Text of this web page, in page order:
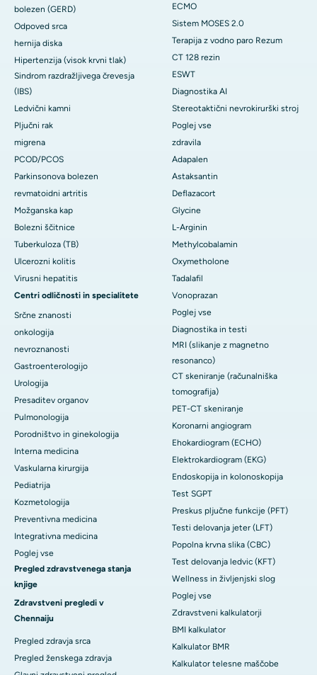
bolezen (GERD)
Odpoved srca
hernija diska
Hipertenzija (visok krvni tlak)
Sindrom razdražljivega črevesja
(IBS)
Ledvični kamni
Pljučni rak
migrena
PCOD/PCOS
Parkinsonova bolezen
revmatoidni artritis
Možganska kap
Bolezni ščitnice
Tuberkuloza (TB)
Ulcerozni kolitis
Virusni hepatitis
Centri odličnosti in specialitete
Srčne znanosti
onkologija
nevroznanosti
Gastroenterologijo
Urologija
Presaditev organov
Pulmonologija
Porodništvo in ginekologija
Interna medicina
Vaskularna kirurgija
Pediatrija
Kozmetologija
Preventivna medicina
Integrativna medicina
Poglej vse
Pregled zdravstvenega stanja
knjige
Zdravstveni pregledi v
Chennaiju
Pregled zdravja srca
Pregled ženskega zdravja
ECMO
Sistem MOSES 2.0
Terapija z vodno paro Rezum
CT 128 rezin
ESWT
Diagnostika AI
Stereotaktični nevrokirurški stroj
Poglej vse
zdravila
Adapalen
Astaksantin
Deflazacort
Glycine
L-Arginin
Methylcobalamin
Oxymetholone
Tadalafil
Vonoprazan
Poglej vse
Diagnostika in testi
MRI (slikanje z magnetno
resonanco)
CT skeniranje (računalniška
tomografija)
PET-CT skeniranje
Koronarni angiogram
Ehokardiogram (ECHO)
Elektrokardiogram (EKG)
Endoskopija in kolonoskopija
Test SGPT
Preskus pljučne funkcije (PFT)
Testi delovanja jeter (LFT)
Popolna krvna slika (CBC)
Test delovanja ledvic (KFT)
Wellness in življenjski slog
Poglej vse
Zdravstveni kalkulatorji
BMI kalkulator
Kalkulator BMR
Kalkulator telesne maščobe